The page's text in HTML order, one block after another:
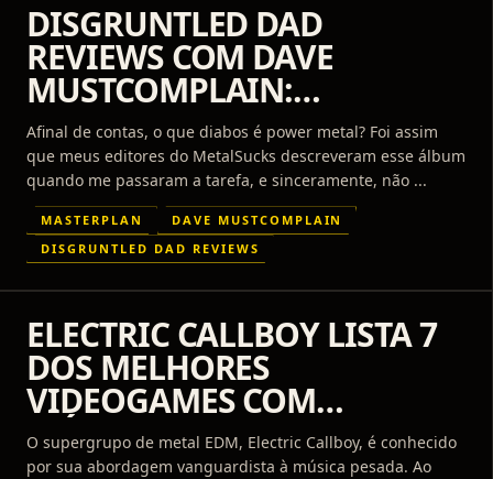
DISGRUNTLED DAD
REVIEWS COM DAVE
MUSTCOMPLAIN:
MASTERPLAN –
METALMORPHOSIS
Afinal de contas, o que diabos é power metal? Foi assim
que meus editores do MetalSucks descreveram esse álbum
quando me passaram a tarefa, e sinceramente, não ...
MASTERPLAN
DAVE MUSTCOMPLAIN
DISGRUNTLED DAD REVIEWS
ELECTRIC CALLBOY LISTA 7
DOS MELHORES
VIDEOGAMES COM
MÚSICAS ALTERNATIVAS
O supergrupo de metal EDM, Electric Callboy, é conhecido
por sua abordagem vanguardista à música pesada. Ao